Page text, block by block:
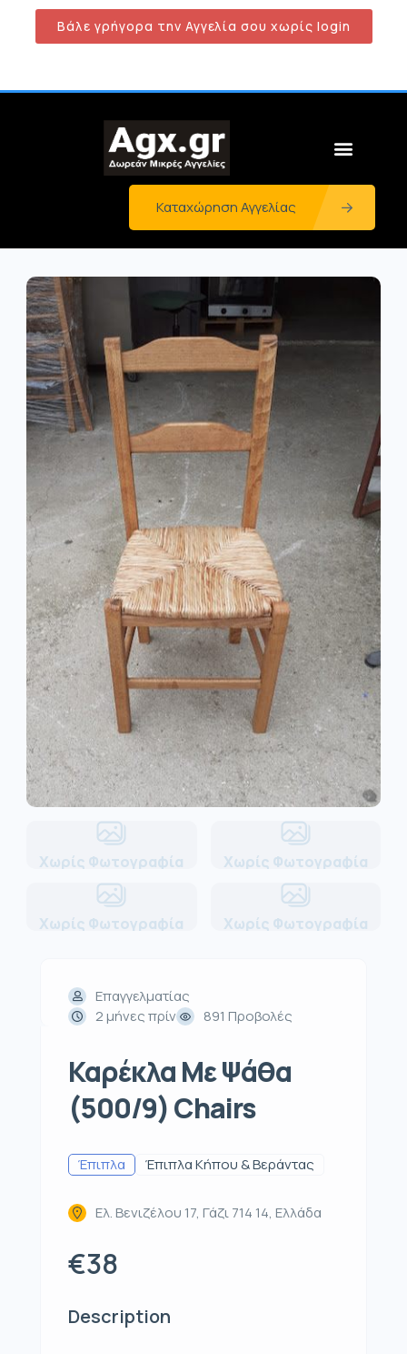
Βάλε γρήγορα την Αγγελία σου χωρίς login
Καταχώρηση Αγγελίας
Χωρίς Φωτογραφία Χωρίς Φωτογραφία
Χωρίς Φωτογραφία Χωρίς Φωτογραφία
Επαγγελματίας
2 μήνες πρίν
891 Προβολές
Καρέκλα Με Ψάθα
(500/9) Chairs
Έπιπλα Έπιπλα Κήπου & Βεράντας
Ελ. Βενιζέλου 17, Γάζι 714 14, Ελλάδα
€38
Description